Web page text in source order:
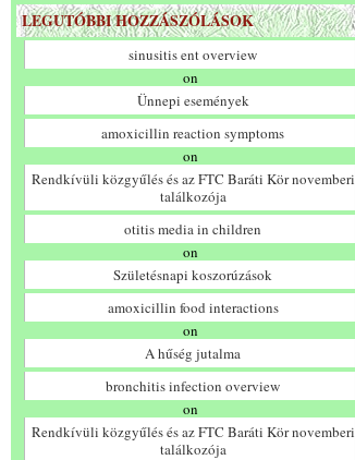
LEGUTÓBBI HOZZÁSZÓLÁSOK
sinusitis ent overview
on
Ünnepi események
amoxicillin reaction symptoms
on
Rendkívüli közgyűlés és az FTC Baráti Kör novemberi
találkozója
otitis media in children
on
Születésnapi koszorúzások
amoxicillin food interactions
on
A hűség jutalma
bronchitis infection overview
on
Rendkívüli közgyűlés és az FTC Baráti Kör novemberi
találkozója